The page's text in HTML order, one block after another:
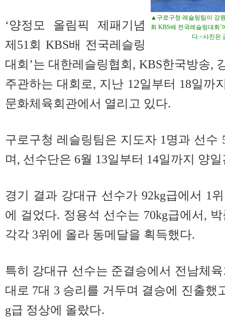
▲구로구청 레슬링팀이 강
회 KBS배 전국레슬링대회
다.<사진은
‘양정모 올림픽 제패기념
제51회 KBS배 전국레슬링
대회’는 대한레슬링협회, KBS한국방송,
주관하는 대회로, 지난 12일부터 18일까
문화체육회관에서 열리고 있다.
구로구청 레슬링팀은 지도자 1명과 선수
며, 선수단은 6월 13일부터 14일까지 양
경기 결과 강대규 선수가 92kg급에서 1
에 걸었다. 정용석 선수는 70kg급에서,
각각 3위에 올라 동메달을 획득했다.
특히 강대규 선수는 준결승에서 전남체
대로 7대 3 승리를 거두며 결승에 진출했
g급 정상에 올랐다.